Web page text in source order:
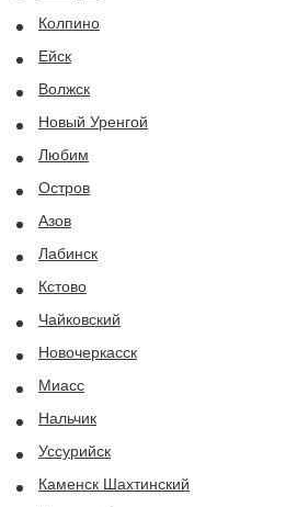
Колпино
Ейск
Волжск
Новый Уренгой
Любим
Остров
Азов
Лабинск
Кстово
Чайковский
Новочеркасск
Миасс
Нальчик
Уссурийск
Каменск Шахтинский